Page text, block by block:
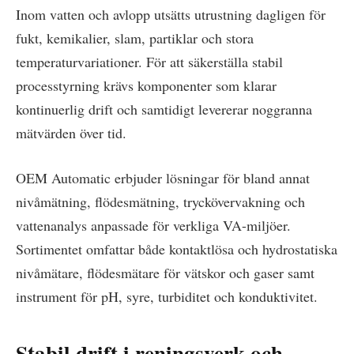
Inom vatten och avlopp utsätts utrustning dagligen för
fukt, kemikalier, slam, partiklar och stora
temperaturvariationer. För att säkerställa stabil
processtyrning krävs komponenter som klarar
kontinuerlig drift och samtidigt levererar noggranna
mätvärden över tid.
OEM Automatic erbjuder lösningar för bland annat
nivåmätning, flödesmätning, tryckövervakning och
vattenanalys anpassade för verkliga VA-miljöer.
Sortimentet omfattar både kontaktlösa och hydrostatiska
nivåmätare, flödesmätare för vätskor och gaser samt
instrument för pH, syre, turbiditet och konduktivitet.